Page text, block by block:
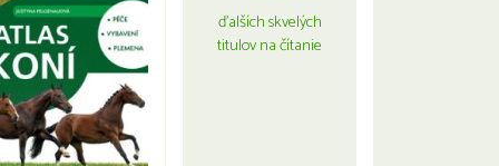
ďalších skvelých
titulov na čítanie